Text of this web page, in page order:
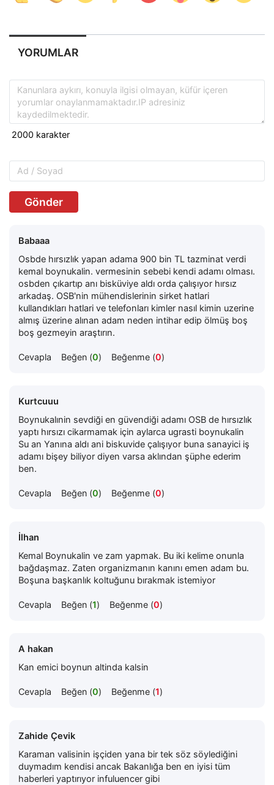
YORUMLAR
Gönder
Babaaa
Osbde hırsızlık yapan adama 900 bin TL tazminat verdi
kemal boynukalin. vermesinin sebebi kendi adamı olması.
osbden çıkartıp anı bisküviye aldı orda çalışıyor hırsız
arkadaş. OSB'nin mühendislerinin sirket hatlari
kullandıkları hatlari ve telefonları kimler nasıl kimin uzerine
almış üzerine alınan adam neden intihar edip ölmüş boş
boş gezmeyin araştırın.
Cevapla Beğen (0) Beğenme (0)
Kurtcuuu
Boynukalınin sevdiği en güvendiği adamı OSB de hırsızlık
yaptı hırsızı cikarmamak için aylarca ugrasti boynukalin
Su an Yanına aldı ani biskuvide çalışıyor buna sanayici iş
adamı bişey biliyor diyen varsa aklından şüphe ederim
ben.
Cevapla Beğen (0) Beğenme (0)
İlhan
Kemal Boynukalin ve zam yapmak. Bu iki kelime onunla
bağdaşmaz. Zaten organizmanın kanını emen adam bu.
Boşuna başkanlık koltuğunu bırakmak istemiyor
Cevapla Beğen (1) Beğenme (0)
A hakan
Kan emici boynun altinda kalsin
Cevapla Beğen (0) Beğenme (1)
Zahide Çevik
Karaman valisinin işçiden yana bir tek söz söylediğini
duymadım kendisi ancak Bakanlığa ben en iyisi tüm
haberleri yaptırıyor infuluencer gibi